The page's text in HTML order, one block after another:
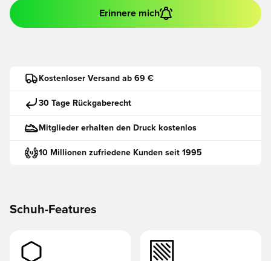
Erinnere mich
Kostenloser Versand ab 69 €
30 Tage Rückgaberecht
Mitglieder erhalten den Druck kostenlos
10 Millionen zufriedene Kunden seit 1995
Schuh-Features